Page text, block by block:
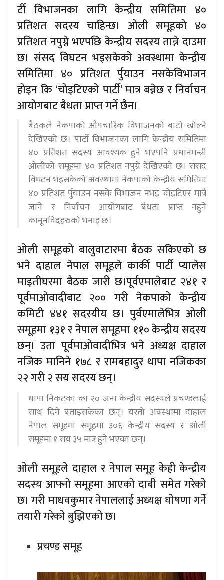
र्टी विभाजनका लागि केन्द्रीय समितिमा ४०
प्रतिशत सदस्य चाहिन्छ। ओली समूहको ४०
प्रतिशत नपुग्ने भएपछि केन्द्रीय सदस्य तान्ने दाउमा
छ। संसद विघटन भइसकेको अवस्थामा केन्द्रीय
समितिमा ४० प्रतिशत र्पुयाउन नसकेविभाजन
होइन कि ‘चोइटिएको पार्टी’ मात्र बन्नेछ र निर्वाचन
आयोगबाट बैधता प्राप्त गर्ने छैन।
बैठकले नेकपाको औपचारिक विभाजनको बाटो खोल्ने
देखिएको छ। पार्टी विभाजनका लागि केन्द्रीय समितिमा
४० प्रतिशत सदस्य आवश्यक हुने भएपनि प्रधानमन्त्री
ओलीको समूहमा ४० प्रतिशत नपुग्ने देखिएको छ। संसद
विघटन भइसकेको अवस्थामा नेकपाको केन्द्रीय समितिमा
४० प्रतिशत र्पुयाउन नसके विभाजन नभइ चोइटिएर मात्रै
जाने र निर्वाचन आयोगबाट बैधता प्राप्त नहुने
कानूनविदहरुको भनाइ छ।
ओली समूहको बालुवाटारमा बैठक सकिएको छ
भने दाहाल नेपाल समूहले कार्की पार्टी प्यालेस
माइतीघरमा बैठक जारी छ।पूर्वएमालेबाट २४१ र
पूर्वमाओवादीबाट २०० गरी नेकपाको केन्द्रीय
कमिटी ४४१ सदस्यीय छ। पुर्वएमालेभित्र ओली
समूहमा १३१ र नेपाल समूहमा ११० केन्द्रीय सदस्य
छन्। उता पूर्वमाओवादीभित्र भने अध्यक्ष दाहाल
नजिक मानिने १७८ र रामबहादुर थापा नजिकका
२२ गरी २ सय सदस्य छन्।
थापा निकटका का २० जना केन्द्रीय सदस्यले प्रचण्डलाई
साथ दिने बताइसकेका छन्। यस्तो अवस्थामा दाहाल
नेपाल समूहमा समूहमा ३०६ केन्द्रीय सदस्य र ओली
समूहमा १ सय ३५ मात्र हुने भएका छन्।
ओली समूहले दाहाल र नेपाल समूह केही केन्द्रीय
सदस्य आफ्नो समूहमा आएको दाबी समेत गरेको
छ। गरी माधवकुमार नेपाललाई अध्यक्ष घोषणा गर्ने
तयारी गरेको बुझिएको छ।
प्रचण्ड समूह